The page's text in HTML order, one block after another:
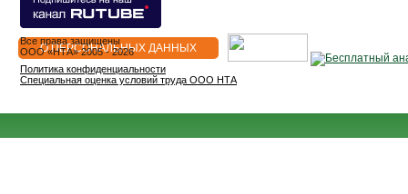
О ПЕРСОНАЛЬНЫХ ДАННЫХ
Все права защищены
OOO «НТА» 2005 - 2026
Политика конфиденциальности
Специальная оценка условий труда ООО НТА